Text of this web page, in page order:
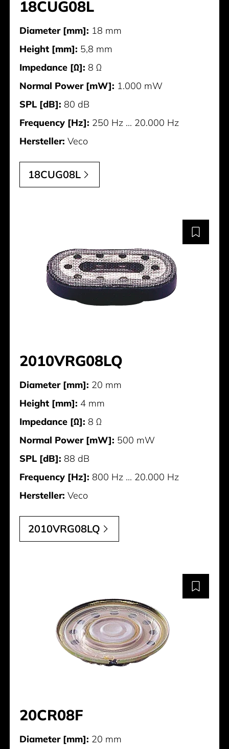
18CUG08L
Diameter [mm]: 18 mm
Height [mm]: 5,8 mm
Impedance [Ω]: 8 Ω
Normal Power [mW]: 1.000 mW
SPL [dB]: 80 dB
Frequency [Hz]: 250 Hz ... 20.000 Hz
Hersteller: Veco
18CUG08L
2010VRG08LQ
Diameter [mm]: 20 mm
Height [mm]: 4 mm
Impedance [Ω]: 8 Ω
Normal Power [mW]: 500 mW
SPL [dB]: 88 dB
Frequency [Hz]: 800 Hz ... 20.000 Hz
Hersteller: Veco
2010VRG08LQ
20CR08F
Diameter [mm]: 20 mm